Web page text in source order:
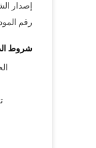
إصدار
رقم
شروط